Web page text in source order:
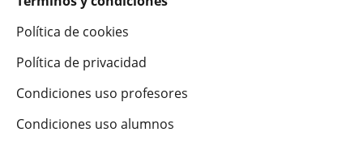
Política de cookies
Política de privacidad
Condiciones uso profesores
Condiciones uso alumnos